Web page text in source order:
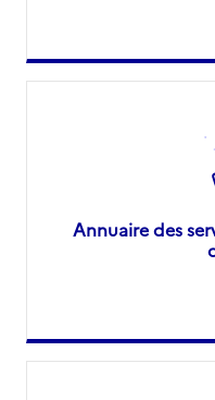
Annuaire des